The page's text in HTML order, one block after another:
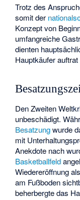
Trotz des
somit der
Konzept von
umfangreiche
dienten
Hauptkäufer
Den Zweiten
unbeschädigt.
Besatzungwurde
mit
Anekdote nach
Basketballfeld
Wiedereröffnung als
am Fußboden
beherbergte das